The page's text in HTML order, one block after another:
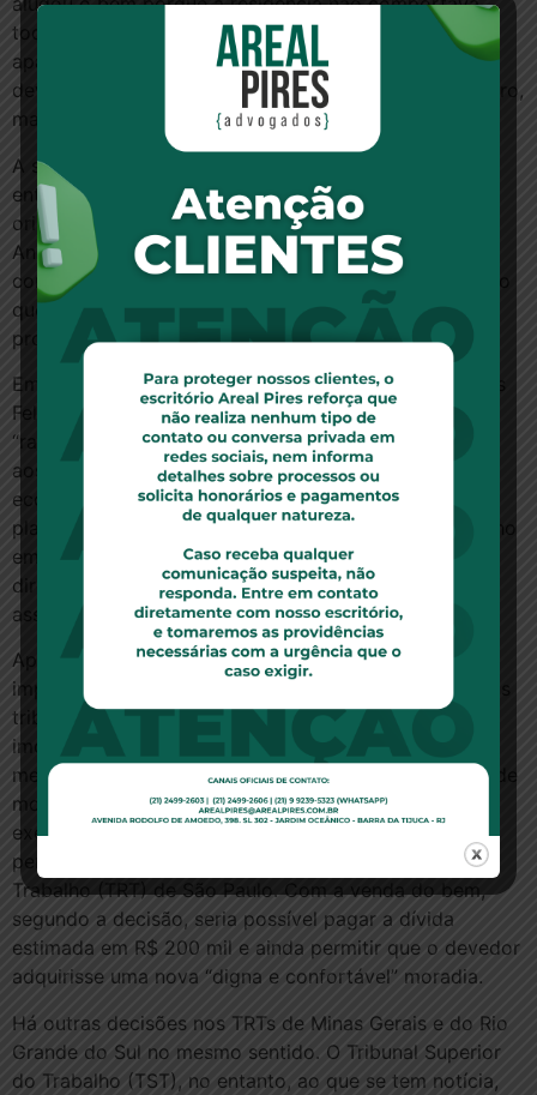
toda a família, que cresceu. Por isso, foram para um
apartamento maior. “Tentamos a penhora porque o
devedor foi citado em um endereço e morava em outro,
mas a argumentação dele prevaleceu.”
A súmula, de acordo com Goulart, deve consolidar o
entendimento que já vinha sendo aplicado e servir de
orientação para as futuras decisões. Para Marcos
Andrade, do Sevilha, Andrade, Arruda Advogados, a
construção da jurisprudência levou em consideração o
que estaria por trás da Lei nº 8.009, de 1990, ao
proteger a unidade familiar.
Em uma decisão sobre o tema, o ministro do STJ, Luis
Felipe Salomão, afirmou que a lei teria surgido em
“razão da necessidade de aumento da proteção legal
aos devedores, em momento de grande atribulação
econômica decorrente do malogro de sucessivos
planos governamentais” e que, por isso, teria um cunho
eminentemente social com o escopo de resguardar o
direito à residência ao devedor e a sua família,
assegurando uma moradia digna.
Apesar do posicionamento do STJ, que preserva a
impenhorabilidade de bens de família, há decisões dos
tribunais trabalhistas determinando a penhora de
imóveis de família para o pagamento de dívidas. A
medida é aplicada a imóveis de luxo. A residência onde
mora o ex-sócio de uma empresa em São Paulo, por
exemplo, avaliada em cerca de R$ 1,5 milhão, foi
penhorada pela 1ª Turma do Tribunal Regional do
Trabalho (TRT) de São Paulo. Com a venda do bem,
segundo a decisão, seria possível pagar a dívida
estimada em R$ 200 mil e ainda permitir que o devedor
adquirisse uma nova “digna e confortável” moradia.
Há outras decisões nos TRTs de Minas Gerais e do Rio
Grande do Sul no mesmo sentido. O Tribunal Superior
do Trabalho (TST), no entanto, ao que se tem notícia,